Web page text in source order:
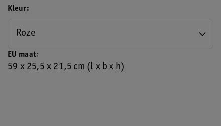
EU maat
59 x 25,5 x 21,5 cm (l x b x h)
Kleur
Roze